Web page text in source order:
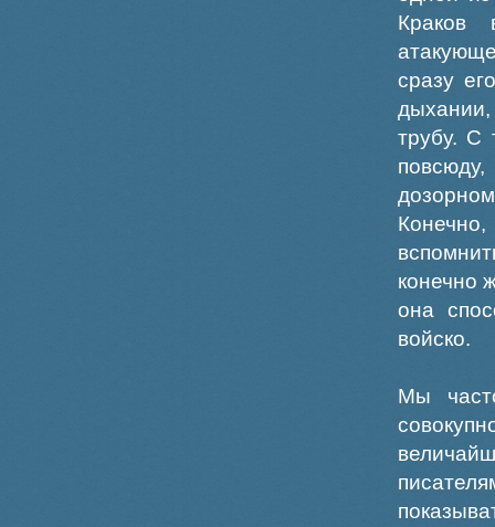
Краков
сразу
дыхании,
трубу. С
конечно
она
войско.
Мы